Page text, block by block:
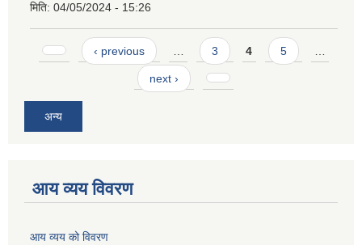
मिति: 04/05/2024 - 15:26
Pages ‹ previous … 3 4 5 …
next ›
अन्य
आय व्यय विवरण
आय व्यय को विवरण